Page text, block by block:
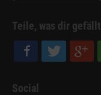
Teile, was dir gefällt
Social